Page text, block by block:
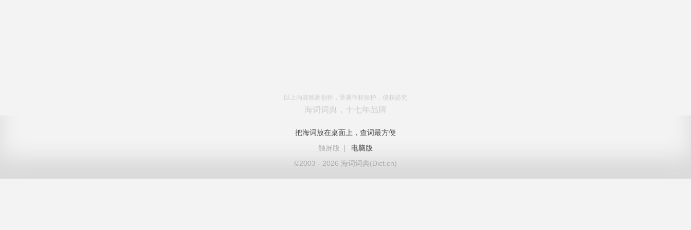
以上内容独家创作，受著作权保护，侵权必究
海词词典，十七年品牌
把海词放在桌面上，查词最方便
触屏版
|
电脑版
©2003 - 2026 海词词典(Dict.cn)